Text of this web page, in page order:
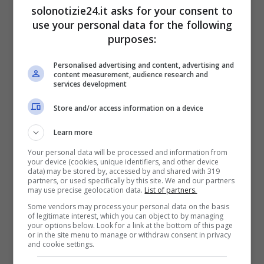
Il mistero della pillola blu a
Uomini e Donne
Scontro molto forte traMaurizio e Biagio
avvenuto durante la pausa a Uomini e Donne
davanti aGemma. Biagio, ancora
solonotizie24.it asks for your consent to
use your personal data for the following
purposes:
Personalised advertising and content, advertising and
content measurement, audience research and
services development
Store and/or access information on a device
Learn more
Your personal data will be processed and information from
your device (cookies, unique identifiers, and other device
data) may be stored by, accessed by and shared with 319
partners, or used specifically by this site. We and our partners
may use precise geolocation data. List of partners.
Some vendors may process your personal data on the basis
of legitimate interest, which you can object to by managing
your options below. Look for a link at the bottom of this page
or in the site menu to manage or withdraw consent in privacy
and cookie settings.